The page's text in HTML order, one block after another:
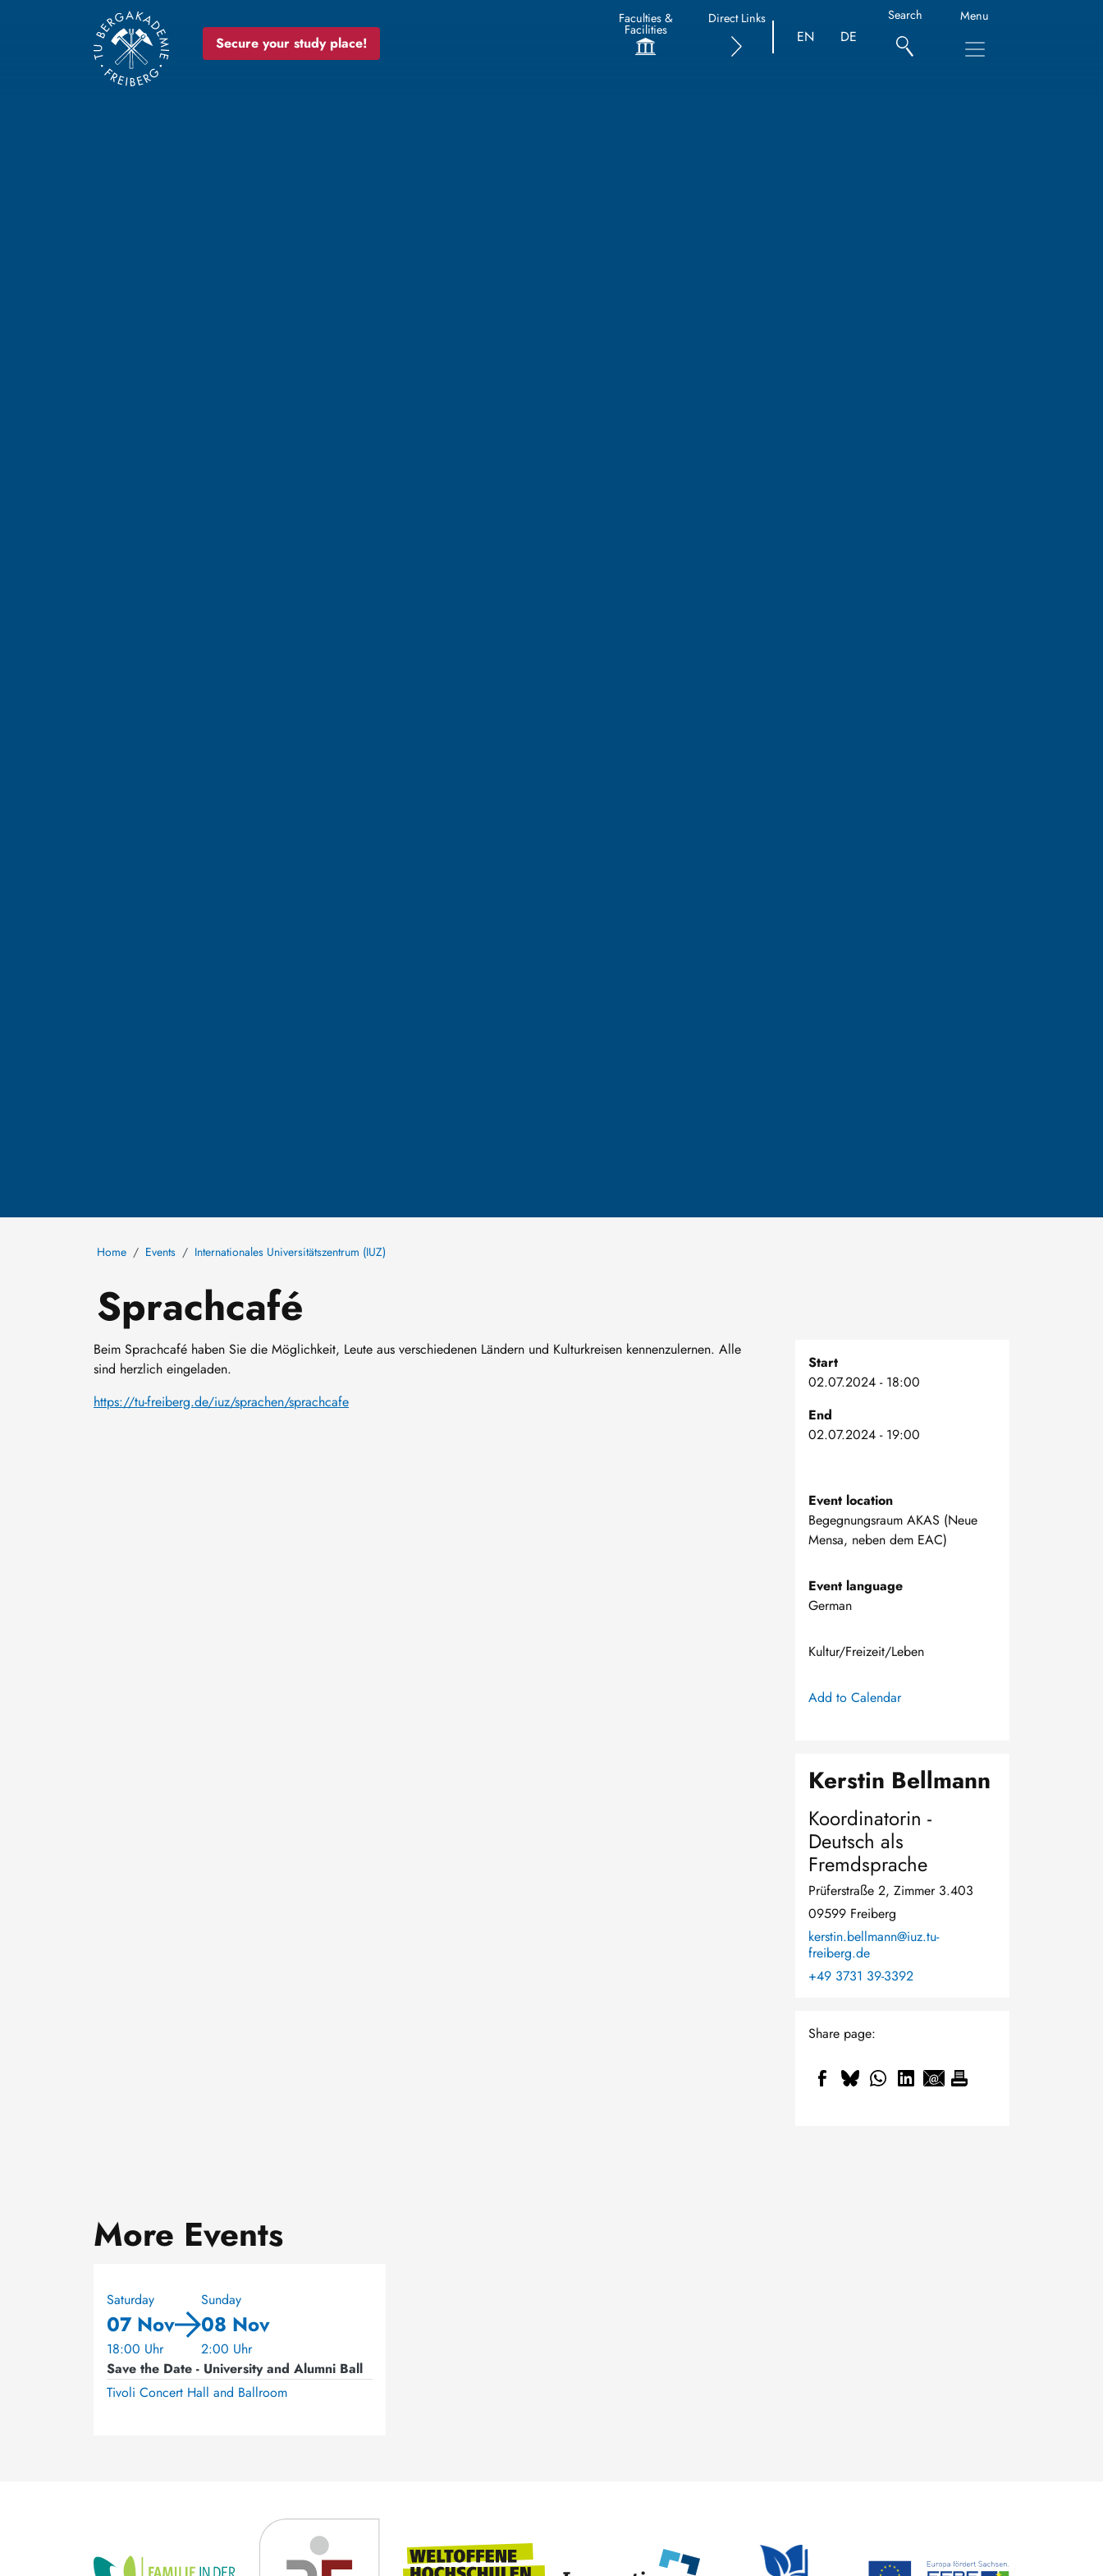
Secure your study place!
Faculties &
Facilities
Direct Links
EN DE
Search Menu
Home Events Internationales Universitätszentrum (IUZ)
Sprachcafé
Beim Sprachcafé haben Sie die Möglichkeit, Leute aus verschiedenen Ländern und Kulturkreisen kennenzulernen. Alle
sind herzlich eingeladen.
https://tu-freiberg.de/iuz/sprachen/sprachcafe
Start
02.07.2024 - 18:00
End
02.07.2024 - 19:00
Event location
Begegnungsraum AKAS (Neue
Mensa, neben dem EAC)
Event language
German
Kultur/Freizeit/Leben
Add to Calendar
Kerstin Bellmann
Koordinatorin -
Deutsch als
Fremdsprache
Prüferstraße 2, Zimmer 3.403
09599 Freiberg
kerstin.bellmann@iuz.tu-
freiberg.de
+49 3731 39-3392
Share page:
More Events
Saturday
07 Nov
18:00 Uhr
Sunday
08 Nov
2:00 Uhr
Save the Date - University and Alumni Ball
Tivoli Concert Hall and Ballroom